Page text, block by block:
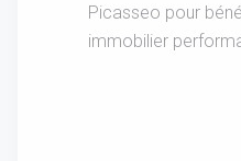
Picasseo pour
immobilier